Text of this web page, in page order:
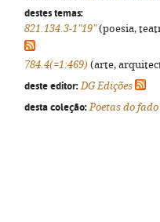
destes temas:
821.134.3-1"19"(poesia,
784.4(=1:469) (arte,
deste editor: DG Edições
desta coleção: Poetas do fado